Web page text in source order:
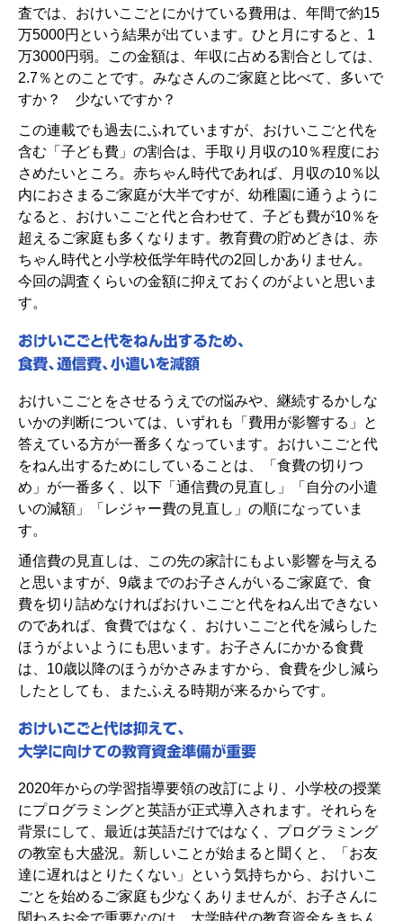
査では、おけいこごとにかけている費用は、年間で約15
万5000円という結果が出ています。ひと月にすると、1
万3000円弱。この金額は、年収に占める割合としては、
2.7％とのことです。みなさんのご家庭と比べて、多いで
すか？ 少ないですか？
この連載でも過去にふれていますが、おけいこごと代を
含む「子ども費」の割合は、手取り月収の10％程度にお
さめたいところ。赤ちゃん時代であれば、月収の10％以
内におさまるご家庭が大半ですが、幼稚園に通うように
なると、おけいこごと代と合わせて、子ども費が10％を
超えるご家庭も多くなります。教育費の貯めどきは、赤
ちゃん時代と小学校低学年時代の2回しかありません。
今回の調査くらいの金額に抑えておくのがよいと思いま
す。
おけいこごとをさせるうえでの悩みや、継続するかしな
いかの判断については、いずれも「費用が影響する」と
答えている方が一番多くなっています。おけいこごと代
をねん出するためにしていることは、「食費の切りつ
め」が一番多く、以下「通信費の見直し」「自分の小遣
いの減額」「レジャー費の見直し」の順になっていま
す。
通信費の見直しは、この先の家計にもよい影響を与える
と思いますが、9歳までのお子さんがいるご家庭で、食
費を切り詰めなければおけいこごと代をねん出できない
のであれば、食費ではなく、おけいこごと代を減らした
ほうがよいようにも思います。お子さんにかかる食費
は、10歳以降のほうがかさみますから、食費を少し減ら
したとしても、またふえる時期が来るからです。
2020年からの学習指導要領の改訂により、小学校の授業
にプログラミングと英語が正式導入されます。それらを
背景にして、最近は英語だけではなく、プログラミング
の教室も大盛況。新しいことが始まると聞くと、「お友
達に遅れはとりたくない」という気持ちから、おけいこ
ごとを始めるご家庭も少なくありませんが、お子さんに
関わるお金で重要なのは、大学時代の教育資金をきちん